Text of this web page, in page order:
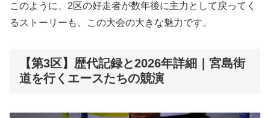
このように、2区の好走者が数年後に主力として戻ってく
るストーリーも、この大会の大きな魅力です。
【第3区】歴代記録と2026年詳細｜宮島街
道を行くエースたちの競演